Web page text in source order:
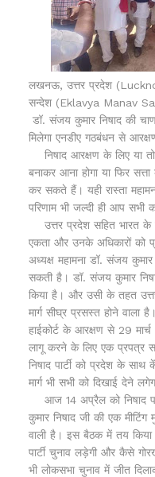
लखनऊ, उत्तर प्रदेश
सन्देश (Eklavya Manav
डॉ. संजय कुमार निषाद की
मिलेगा एनडीए गठबंधन से
निषाद आरक्षण के लिए या तो
बनाकर आना होगा या फिर
कर सकते हैं। यही रास्ता
परिणाम भी जल्दी ही आप सभी
उत्तर प्रदेश सहित भारत के
एकता और उनके अधिकारों को
अध्यक्ष महामना डॉ. संजय
सकती है। डॉ. संजय कुमार
किया है। और उसी के तहत
मार्ग सीघ्र प्रसस्त होने वाला
हाईकोर्ट के आरक्षण से 29
लागू करने के लिए एक प्रपत्र
निषाद पार्टी को प्रदेश के
मार्ग भी सभी को दिखाई देने
आज 14 अप्रैल को निषाद
कुमार निषाद जी की एक
वाली है। इस बैठक में तय किया
पार्टी चुनाव लड़ेगी और कैसे
भी लोकसभा चुनाव में जीत